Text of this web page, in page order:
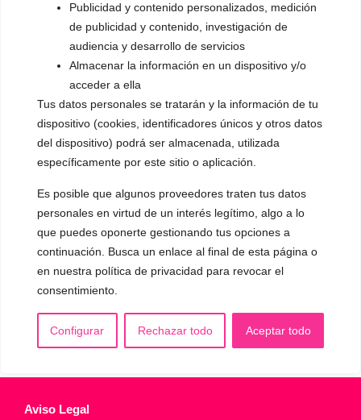
Publicidad y contenido personalizados, medición
de publicidad y contenido, investigación de
audiencia y desarrollo de servicios
Almacenar la información en un dispositivo y/o
acceder a ella
Tus datos personales se tratarán y la información de tu
dispositivo (cookies, identificadores únicos y otros datos
del dispositivo) podrá ser almacenada, utilizada
específicamente por este sitio o aplicación.
Es posible que algunos proveedores traten tus datos
personales en virtud de un interés legítimo, algo a lo
que puedes oponerte gestionando tus opciones a
continuación. Busca un enlace al final de esta página o
en nuestra política de privacidad para revocar el
consentimiento.
Configurar Rechazar todo Aceptar todo
▪️ Androginización de la voz
OTRAS SESIONES
▪️ Caracterización de la voz
▪️ Voz virilizada por esteroides
▪️ Modificación del acento
🟥 CIRUGÍA: Glotoplastia
CONTACTO Y CITAS
✅Pide tu CITA ONLINE
Email :contacto@femivoz.es
Aviso Legal